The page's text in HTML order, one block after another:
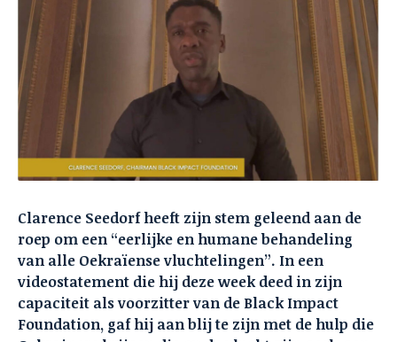
Clarence Seedorf heeft zijn stem geleend aan de
roep om een “eerlijke en humane behandeling
van alle Oekraïense vluchtelingen”. In een
videostatement die hij deze week deed in zijn
capaciteit als voorzitter van de Black Impact
Foundation, gaf hij aan blij te zijn met de hulp die